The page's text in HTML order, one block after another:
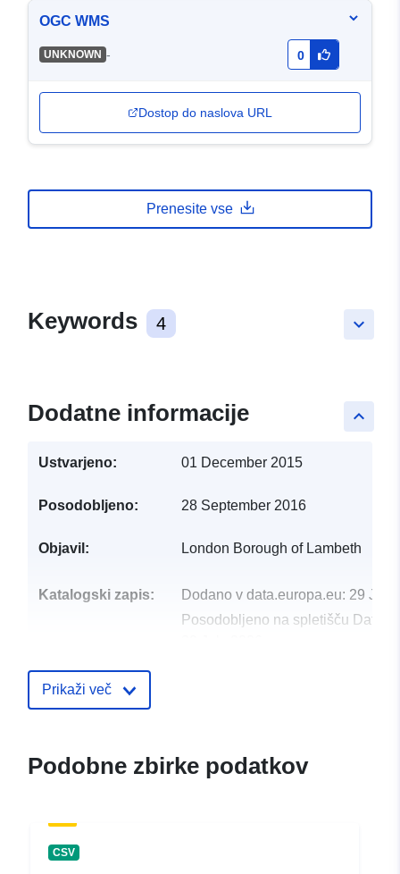
OGC WMS
UNKNOWN - 0
Dostop do naslova URL
Prenesite vse
keyboard_arrow_down
Keywords 4
keyboard_arrow_up
Dodatne informacije
Ustvarjeno: 01 December 2015
Posodobljeno: 28 September 2016
Objavil: London Borough of Lambeth
Katalogski zapis: Dodano v data.europa.eu: 29 July
Posodobljeno na spletišču
uriRef:
Prikaži več
Podobne zbirke podatkov
CSV